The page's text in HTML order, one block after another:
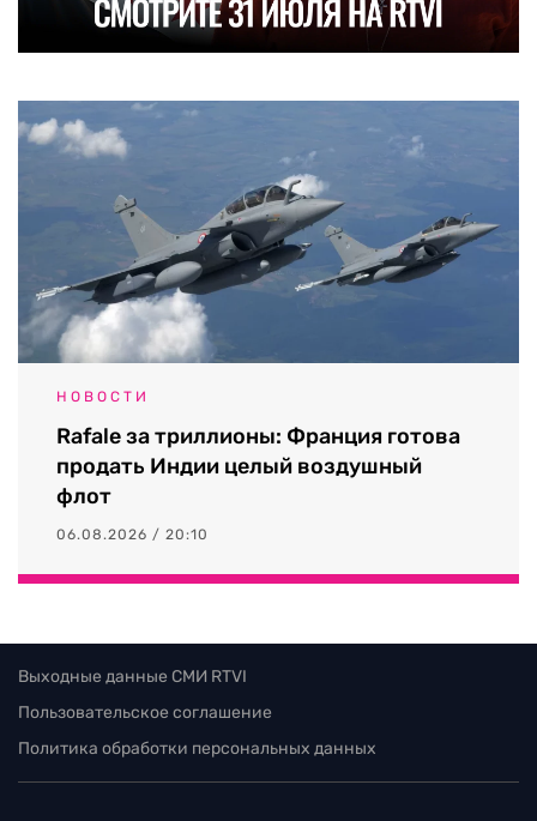
НОВОСТИ
Rafale за триллионы: Франция готова
продать Индии целый воздушный
флот
06.08.2026 / 20:10
Выходные данные СМИ RTVI
Пользовательское соглашение
Политика обработки персональных данных